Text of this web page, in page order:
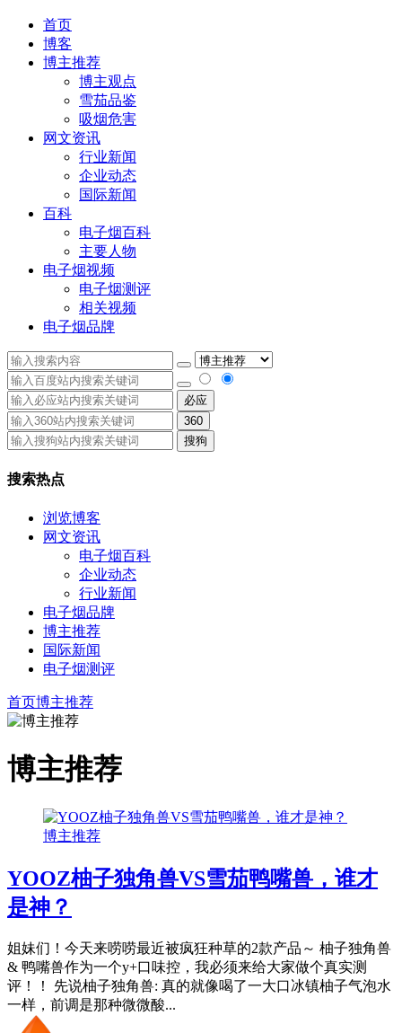
首页
博客
博主推荐
博主观点
雪茄品鉴
吸烟危害
网文资讯
行业新闻
企业动态
国际新闻
百科
电子烟百科
主要人物
电子烟视频
电子烟测评
相关视频
电子烟品牌
必应
360
搜狗
搜索热点
浏览博客
网文资讯
电子烟百科
企业动态
行业新闻
电子烟品牌
博主推荐
国际新闻
电子烟测评
首页博主推荐
博主推荐
博主推荐
YOOZ柚子独角兽VS雪茄鸭嘴兽，谁才
是神？
姐妹们！今天来唠唠最近被疯狂种草的2款产品～ 柚子独角兽
& 鸭嘴兽作为一个y+口味控，我必须来给大家做个真实测
评！！ 先说柚子独角兽: 真的就像喝了一大口冰镇柚子气泡水
一样，前调是那种微微酸...